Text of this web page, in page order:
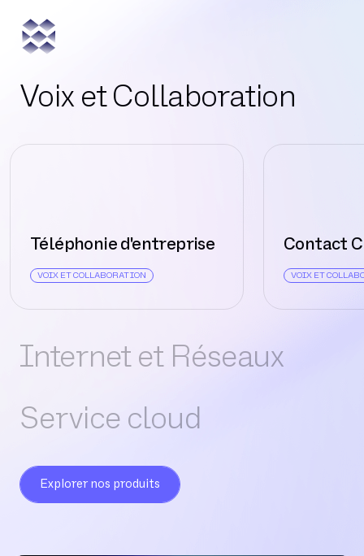
Voix et Collaboration
Internet et Réseaux
Service cloud
Téléphonie d'entreprise
VOIX ET COLLABORATION
Contact
VOIX ET
Explorer nos produits